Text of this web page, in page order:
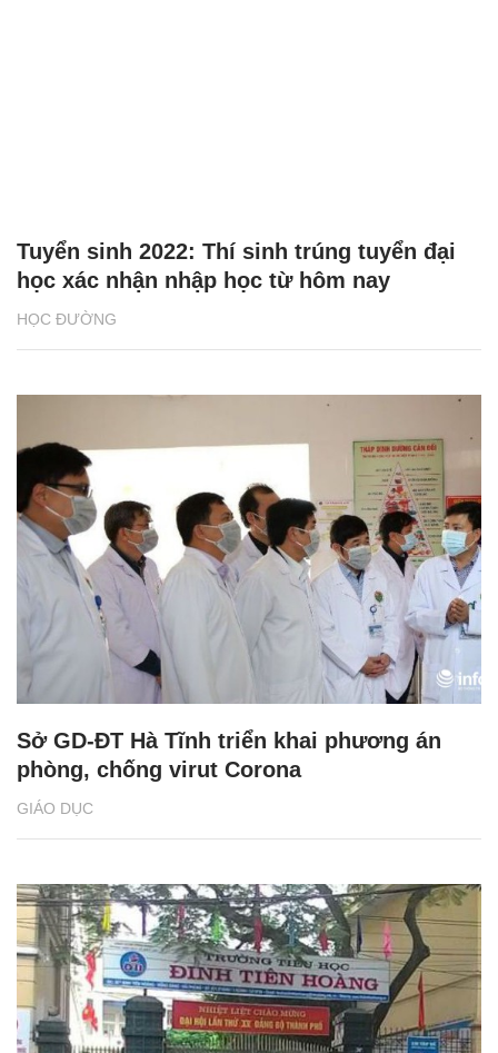
HỌC ĐƯỜNG
Tuyển sinh 2022: Thí sinh trúng tuyển đại
học xác nhận nhập học từ hôm nay
GIÁO DỤC
Sở GD-ĐT Hà Tĩnh triển khai phương án
phòng, chống virut Corona